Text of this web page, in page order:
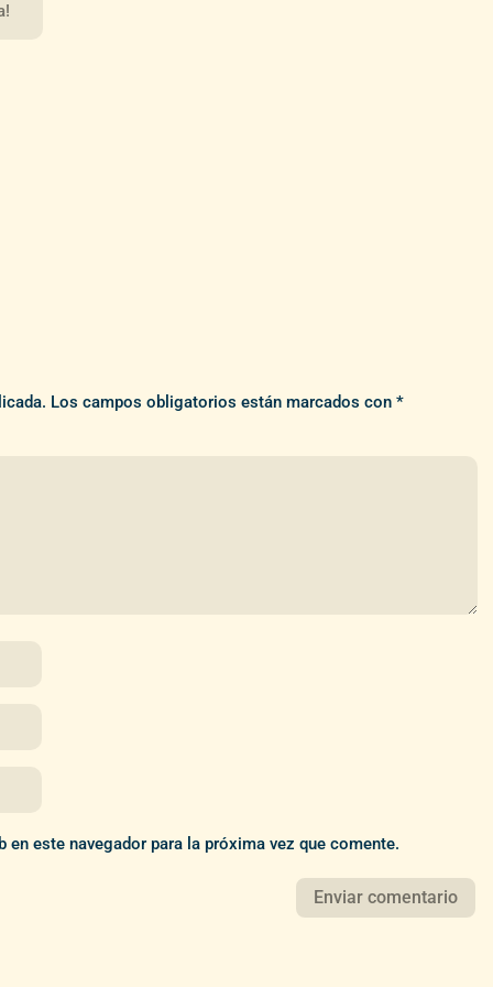
Los campos obligatorios están marcados con*
este navegador para la próxima vez que comente.